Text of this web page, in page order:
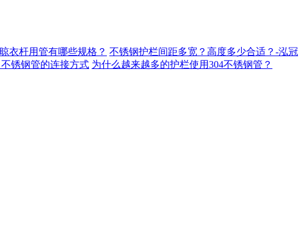
衣杆用管有哪些规格？ 不锈钢护栏间距多宽？高度多少合适？-泓冠
不锈钢管的连接方式 为什么越来越多的护栏使用304不锈钢管？